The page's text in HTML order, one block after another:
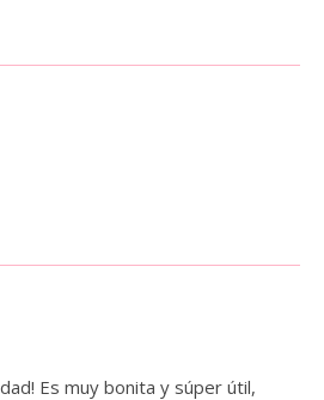
Es muy bonita y súper útil,